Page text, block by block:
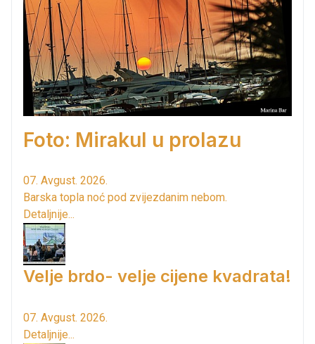
Foto: Mirakul u prolazu
07. Avgust. 2026.
Barska topla noć pod zvijezdanim nebom.
Detaljnije...
Velje brdo- velje cijene kvadrata!
07. Avgust. 2026.
Detaljnije...